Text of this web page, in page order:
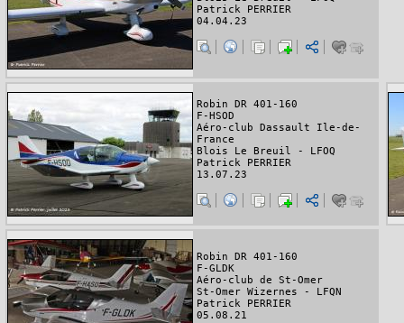
Patrick PERRIER
04.04.23
Robin DR 401-160
F-HSOD
Aéro-club Dassault Ile-de-
France
Blois Le Breuil - LFOQ
Patrick PERRIER
13.07.23
Robin DR 401-160
F-GLDK
Aéro-club de St-Omer
St-Omer Wizernes - LFQN
Patrick PERRIER
05.08.21